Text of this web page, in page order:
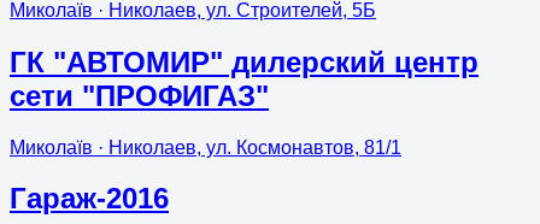
Миколаїв · Николаев, ул. Строителей, 5Б
ГК "АВТОМИР" дилерский центр
сети "ПРОФИГАЗ"
Миколаїв · Николаев, ул. Космонавтов, 81/1
Гараж-2016